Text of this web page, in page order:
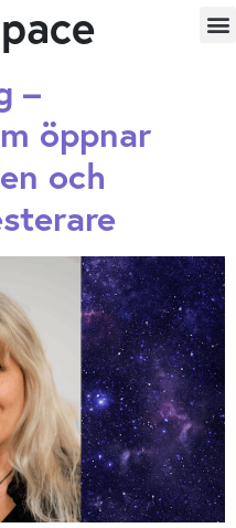
–
öppnar
och